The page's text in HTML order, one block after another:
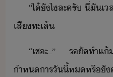
“​ไ้​ัไ​ละครั​ ​ี่​ั​เ
เสี​ทะเล้
“​เชะ​..​”​ ​รัล​ทำ​แ
ำหาร​ัี้​ห​หรืั​